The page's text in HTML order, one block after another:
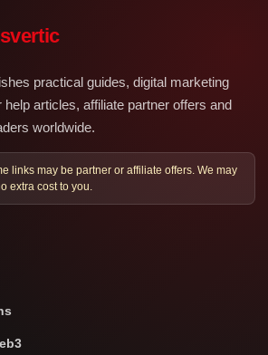
practical guides, digital marketing
articles, affiliate partner offers and
worldwide.
links may be partner or affiliate offers. We may
extra cost to you.